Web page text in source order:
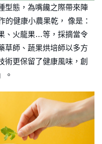
型態，為嘴饞之際帶來陣
的健康小農果乾， 像是：
、火龍果…等，採摘當令
草師、蔬果烘培師以多方
術更保留了健康風味，創
。